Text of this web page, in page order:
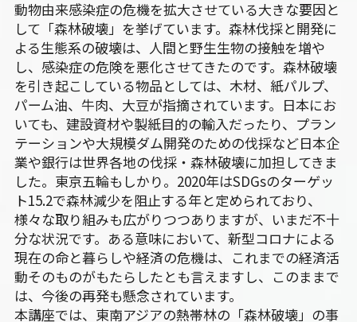
動物由来感染症の危機を拡大させている大きな要因と
して「森林破壊」を挙げています。森林伐採と開発に
よる生態系の破壊は、人間と野生生物の接触を増や
し、感染症の危険を悪化させてきたのです。森林破壊
を引き起こしている物品としては、木材、紙パルプ、
パーム油、牛肉、大豆が指摘されています。日本にお
いても、建設資材や製紙目的の輸入だったり、プラン
テーションや大規模ダム開発のための伐採など日本企
業や銀行は世界各地の伐採・森林破壊に加担してきま
した。東京五輪もしかり。2020年はSDGsのターゲッ
ト15.2で森林減少を阻止する年と定められており、
様々な取り組みも広がりつつありますが、いまだ不十
分な状況です。ある意味において、新型コロナによる
現在の命と暮らしや経済の危機は、これまでの経済活
動そのものがもたらしたとも言えますし、このままで
は、今後の再発も懸念されています。
本講座では、東南アジアの熱帯林の「森林破壊」の事